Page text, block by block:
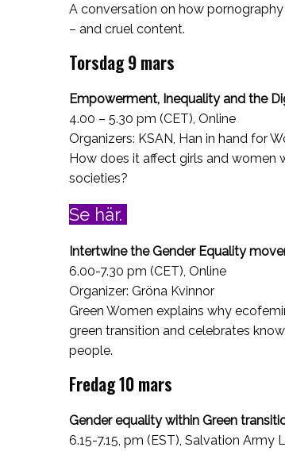
A conversation on how
– and cruel content.
Torsdag 9 mars
Empowerment, Inequality and the
4.00 – 5.30 pm (CET), Online
Organizers: KSAN, Han in hand for
How does it affect girls and women
societies?
Se här.
Intertwine the Gender Equality
6.00-7.30 pm (CET), Online
Organizer: Gröna Kvinnor
Green Women explains why
green transition and celebrates
people.
Fredag 10 mars
Gender equality within Green
6.15-7.15, pm (EST), Salvation Army